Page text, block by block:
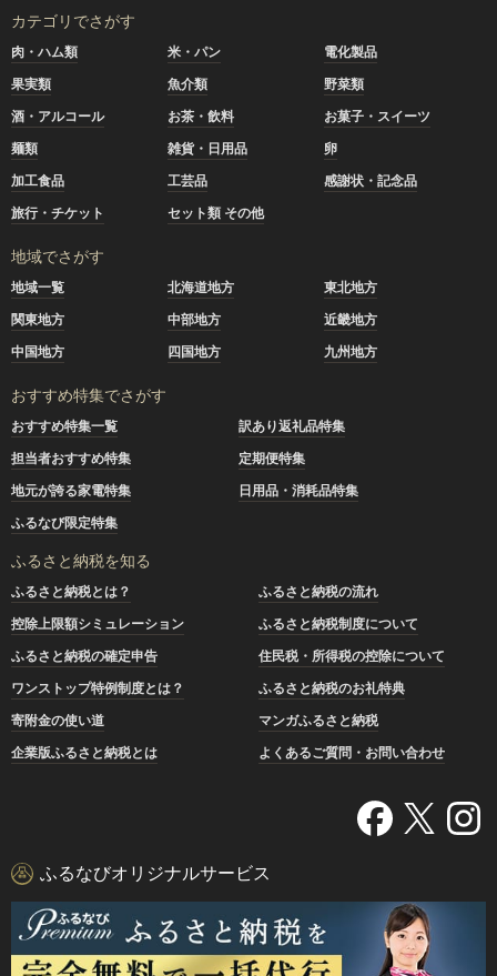
カテゴリでさがす
肉・ハム類 米・パン
電化製品
果実類
魚介類
野菜類
酒・アルコール
お茶・飲料
お菓子・スイーツ
麺類
雑貨・日用品
卵
加工食品
工芸品
感謝状・記念品
旅行・チケット
セット類 その他
地域でさがす
地域一覧 北海道地方
東北地方
関東地方
中部地方
近畿地方
中国地方
四国地方 九州地方
おすすめ特集でさがす
おすすめ特集一覧
訳あり返礼品特集
担当者おすすめ特集
定期便特集
地元が誇る家電特集
日用品・消耗品特集
ふるなび限定特集
ふるさと納税を知る
ふるさと納税とは？
ふるさと納税の流れ
控除上限額シミュレーション
ふるさと納税制度について
ふるさと納税の確定申告
住民税・所得税の控除について
ワンストップ特例制度とは？
ふるさと納税のお礼特典
寄附金の使い道
マンガふるさと納税
企業版ふるさと納税とは
よくあるご質問・お問い合わせ
ふるなびオリジナルサービス